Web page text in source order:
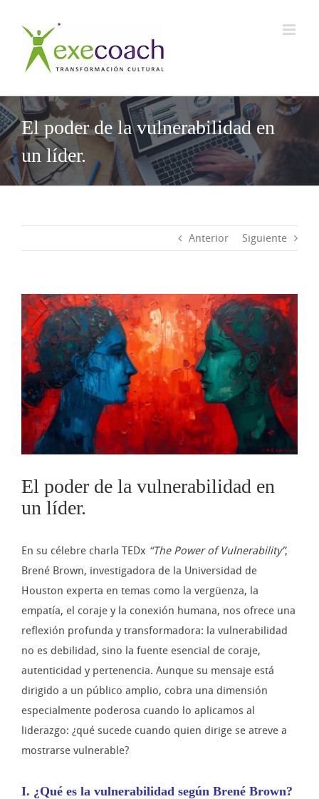
contenido
El poder de la vulnerabilidad en
un líder.
Anterior Siguiente
Ver
imagen
más
grande
El poder de la vulnerabilidad en
un líder.
En su célebre charla TEDx “The Power of Vulnerability”,
Brené Brown, investigadora de la Universidad de
Houston experta en temas como la vergüenza, la
empatía, el coraje y la conexión humana, nos ofrece una
reflexión profunda y transformadora: la vulnerabilidad
no es debilidad, sino la fuente esencial de coraje,
autenticidad y pertenencia. Aunque su mensaje está
dirigido a un público amplio, cobra una dimensión
especialmente poderosa cuando lo aplicamos al
liderazgo: ¿qué sucede cuando quien dirige se atreve a
mostrarse vulnerable?
I. ¿Qué es la vulnerabilidad según Brené Brown?